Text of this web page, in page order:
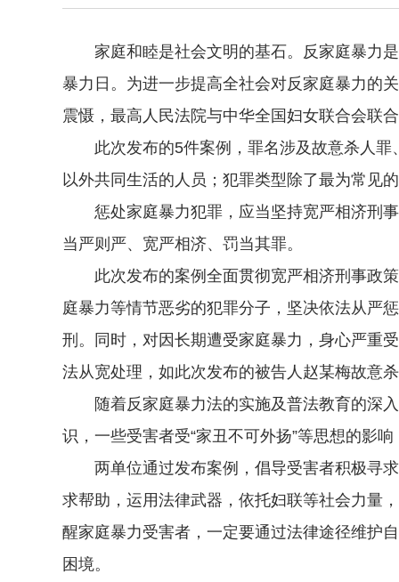
家庭和睦是社会文明的基石。反家庭暴力是
暴力日。为进一步提高全社会对反家庭暴力的
震慑，最高人民法院与中华全国妇女联合会联
此次发布的5件案例，罪名涉及故意杀人罪
以外共同生活的人员；犯罪类型除了最为常见
惩处家庭暴力犯罪，应当坚持宽严相济刑事
当严则严、宽严相济、罚当其罪。
此次发布的案例全面贯彻宽严相济刑事政策
庭暴力等情节恶劣的犯罪分子，坚决依法从严
刑。同时，对因长期遭受家庭暴力，身心严重
法从宽处理，如此次发布的被告人赵某梅故意
随着反家庭暴力法的实施及普法教育的深入
识，一些受害者受“家丑不可外扬”等思想的影
两单位通过发布案例，倡导受害者积极寻求
求帮助，运用法律武器，依托妇联等社会力量
醒家庭暴力受害者，一定要通过法律途径维护
困境。